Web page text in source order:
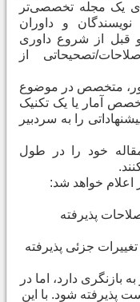
یک مجله تخصصی‌تر
و داوران
قبل از شروع داوری
تصحیحاتی از
متخصص در موضوع
آمار یا یک تکنیک
را به سردبیر
خود را در طول
.
اعلام خواهد شد:
پذیرفته
جزئی پذیرفته
به بازنگری دارد، اما در
پذیرفته شود. با این